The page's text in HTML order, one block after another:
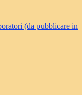
(da pubblicare in